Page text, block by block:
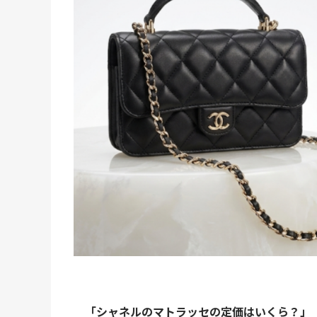
「シャネルのマトラッセの定価はいくら？